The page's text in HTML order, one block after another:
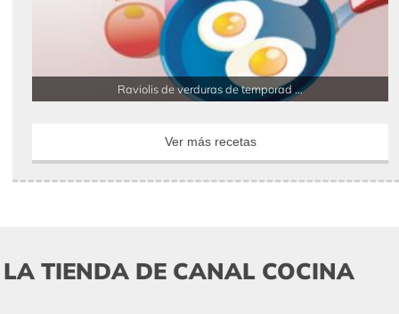
Raviolis de verduras de temporad ...
Ver más recetas
LA TIENDA DE CANAL COCINA